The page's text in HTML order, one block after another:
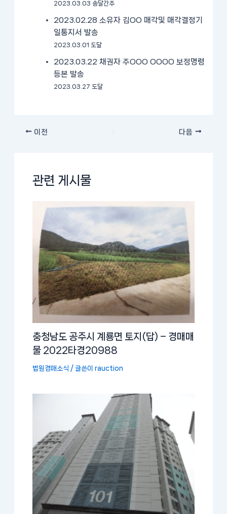
2023.03.03 송달간주
2023.02.28 소유자 김OO 매각및 매각결정기
일통지서 발송
2023.03.01 도달
2023.03.22 채권자 주OOO OOOO 보정명령
등본 발송
2023.03.27 도달
이전 다음
관련 게시물
충청남도 공주시 계룡면 토지(답) – 경매매
물 2022타경20988
법원경매소식 / 글쓴이rauction